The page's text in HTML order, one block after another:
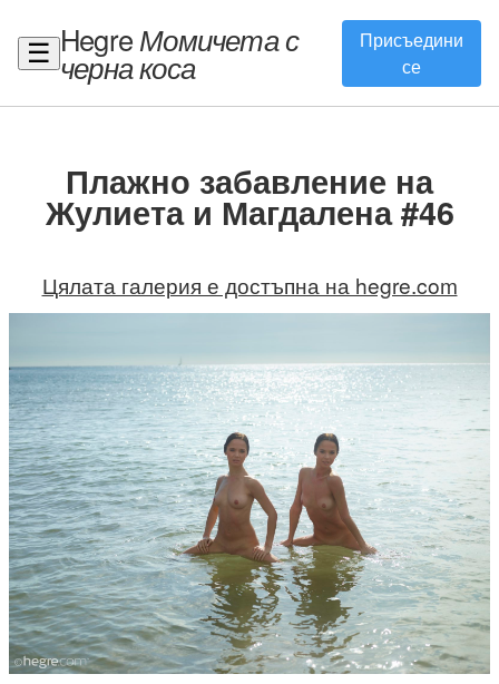
☰ HegreМомичета с
черна коса
Присъедини
се
Плажно забавление на
Жулиета и Магдалена #46
Цялата галерия е достъпна на hegre.com